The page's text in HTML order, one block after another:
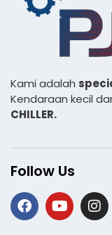
Kami adalah
Kendaraan kecil
CHILLER.
Follow Us